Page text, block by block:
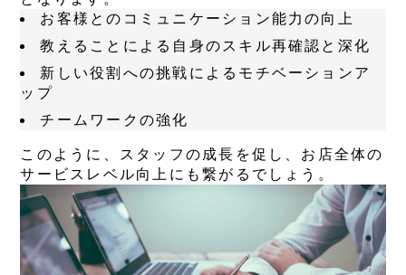
お客様とのコミュニケーション能力の向上
教えることによる自身のスキル再確認と深化
新しい役割への挑戦によるモチベーションア
ップ
チームワークの強化
このように、スタッフの成長を促し、お店全体の
サービスレベル向上にも繋がるでしょう。